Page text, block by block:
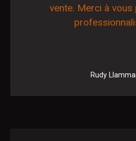
vente. Merci à
Rudy